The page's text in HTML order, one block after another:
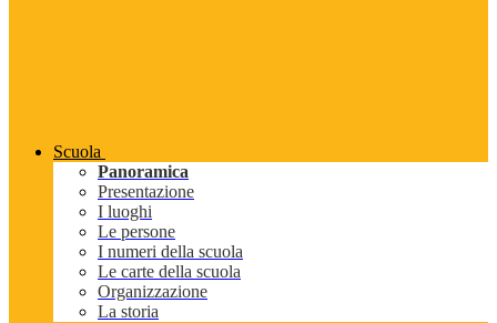
Scuola
Panoramica
Presentazione
I luoghi
Le persone
I numeri della scuola
Le carte della scuola
Organizzazione
La storia